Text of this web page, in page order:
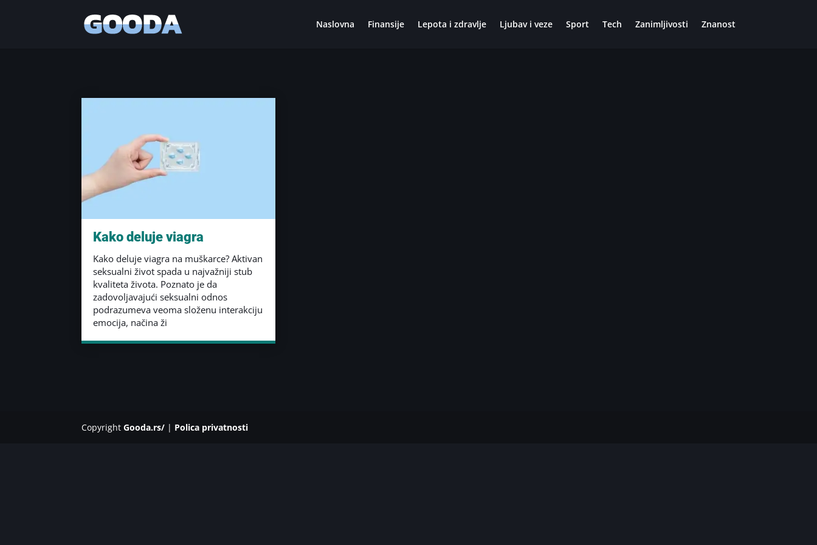
Naslovna Finansije Lepota i zdravlje Ljubav i veze Sport Tech Zanimljivosti Znanost
Kako deluje viagra
Kako deluje viagra na muškarce? Aktivan
seksualni život spada u najvažniji stub
kvaliteta života. Poznato je da
zadovoljavajući seksualni odnos
podrazumeva veoma složenu interakciju
emocija, načina ži
CopyrightGooda.rs/ | Polica privatnosti